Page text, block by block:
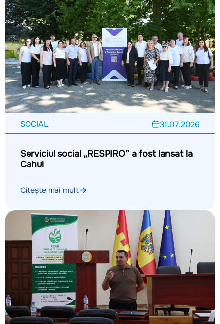
SOCIAL 31.07.2026
Serviciul social „RESPIRO” a fost lansat la
Cahul
Citește mai mult